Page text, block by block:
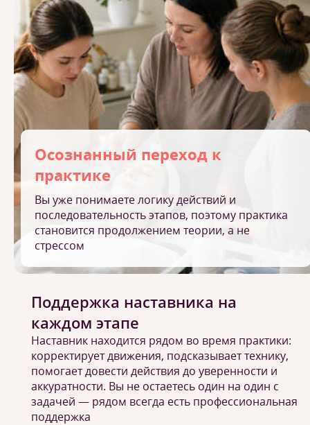
Осознанный переход к
практике
Вы уже понимаете логику действий и
последовательность этапов, поэтому практика
становится продолжением теории, а не
стрессом
Поддержка наставника на
каждом этапе
Наставник находится рядом во время практики:
корректирует движения, подсказывает технику,
помогает довести действия до уверенности и
аккуратности. Вы не остаетесь один на один с
задачей — рядом всегда есть профессиональная
поддержка